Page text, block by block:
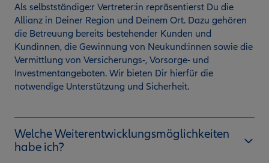
Als selbstständige:r Vertreter:in repräsentierst Du die
Allianz in Deiner Region und Deinem Ort. Dazu gehören
die Betreuung bereits bestehender Kunden und
Kundinnen, die Gewinnung von Neukund:innen sowie die
Vermittlung von Versicherungs-, Vorsorge- und
Investmentangeboten. Wir bieten Dir hierfür die
notwendige Unterstützung und Sicherheit.
Welche Weiterentwicklungsmöglichkeiten
habe ich?